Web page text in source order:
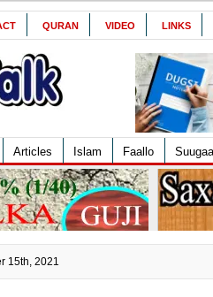
QURAN VIDEO LINKS
Articles Islam Faallo
15th, 2021